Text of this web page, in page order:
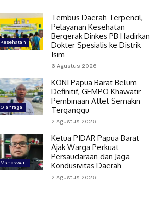
Kesehatan
Tembus Daerah Terpencil,
Pelayanan Kesehatan
Bergerak Dinkes PB Hadirkan
Dokter Spesialis ke Distrik
Isim
6 Agustus 2026
Olahraga
KONI Papua Barat Belum
Definitif, GEMPO Khawatir
Pembinaan Atlet Semakin
Terganggu
2 Agustus 2026
Manokwari
Ketua PIDAR Papua Barat
Ajak Warga Perkuat
Persaudaraan dan Jaga
Kondusivitas Daerah
2 Agustus 2026